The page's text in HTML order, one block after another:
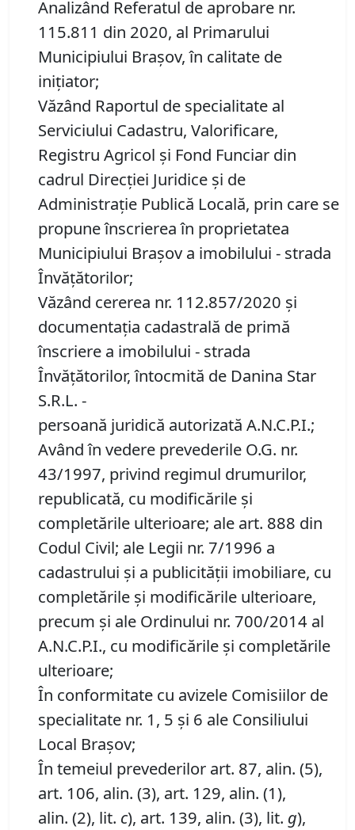
Analizând Referatul de aprobare nr.
115.811 din 2020, al Primarului
Municipiului Brașov, în calitate de
inițiator;
Văzând Raportul de specialitate al
Serviciului Cadastru, Valorificare,
Registru Agricol şi Fond Funciar din
cadrul Direcţiei Juridice şi de
Administraţie Publică Locală, prin care se
propune înscrierea în proprietatea
Municipiului Brașov a imobilului - strada
Învățătorilor;
Văzând cererea nr. 112.857/2020 și
documentația cadastrală de primă
înscriere a imobilului - strada
Învățătorilor, întocmită de Danina Star
S.R.L. -
persoană juridică autorizată A.N.C.P.I.;
Având în vedere prevederile O.G. nr.
43/1997, privind regimul drumurilor,
republicată, cu modificările şi
completările ulterioare; ale art. 888 din
Codul Civil; ale Legii nr. 7/1996 a
cadastrului și a publicității imobiliare, cu
completările și modificările ulterioare,
precum și ale Ordinului nr. 700/2014 al
A.N.C.P.I., cu modificările și completările
ulterioare;
În conformitate cu avizele Comisiilor de
specialitate nr. 1, 5 și 6 ale Consiliului
Local Brașov;
În temeiul prevederilor art. 87, alin. (5),
art. 106, alin. (3), art. 129, alin. (1),
alin. (2), lit. c), art. 139, alin. (3), lit. g),